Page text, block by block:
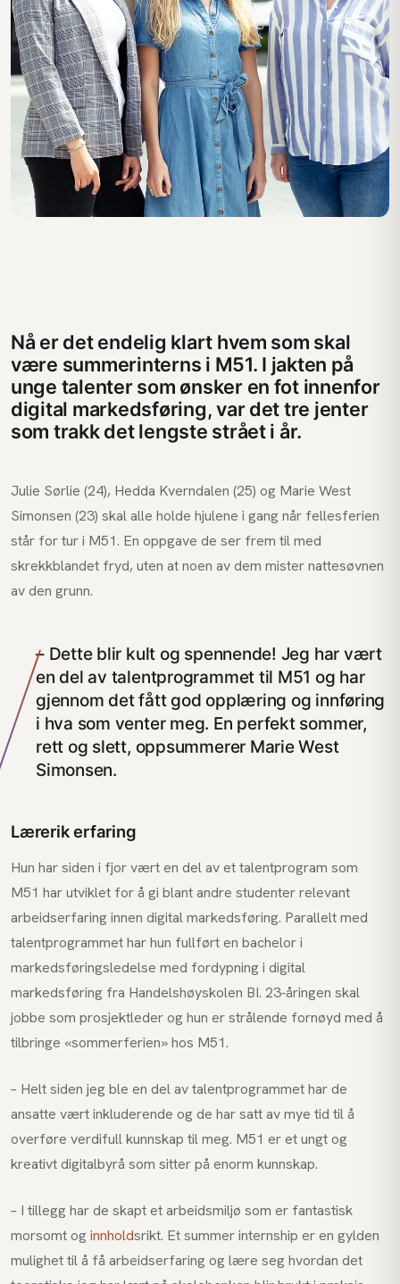
Nå er det endelig klart hvem som skal
være summerinterns i M51. I jakten på
unge talenter som ønsker en fot innenfor
digital markedsføring, var det tre jenter
som trakk det lengste strået i år.
Julie Sørlie (24), Hedda Kverndalen (25) og Marie West
Simonsen (23) skal alle holde hjulene i gang når fellesferien
står for tur i M51. En oppgave de ser frem til med
skrekkblandet fryd, uten at noen av dem mister nattesøvnen
av den grunn.
– Dette blir kult og spennende! Jeg har vært
en del av talentprogrammet til M51 og har
gjennom det fått god opplæring og innføring
i hva som venter meg. En perfekt sommer,
rett og slett, oppsummerer Marie West
Simonsen.
Lærerik erfaring
Hun har siden i fjor vært en del av et talentprogram som
M51 har utviklet for å gi blant andre studenter relevant
arbeidserfaring innen digital markedsføring. Parallelt med
talentprogrammet har hun fullført en bachelor i
markedsføringsledelse med fordypning i digital
markedsføring fra Handelshøyskolen BI. 23-åringen skal
jobbe som prosjektleder og hun er strålende fornøyd med å
tilbringe «sommerferien» hos M51.
– Helt siden jeg ble en del av talentprogrammet har de
ansatte vært inkluderende og de har satt av mye tid til å
overføre verdifull kunnskap til meg. M51 er et ungt og
kreativt digitalbyrå som sitter på enorm kunnskap.
– I tillegg har de skapt et arbeidsmiljø som er fantastisk
morsomt og innholdsrikt. Et summer internship er en gylden
mulighet til å få arbeidserfaring og lære seg hvordan det